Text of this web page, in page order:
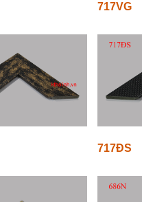
717VG
717ĐS